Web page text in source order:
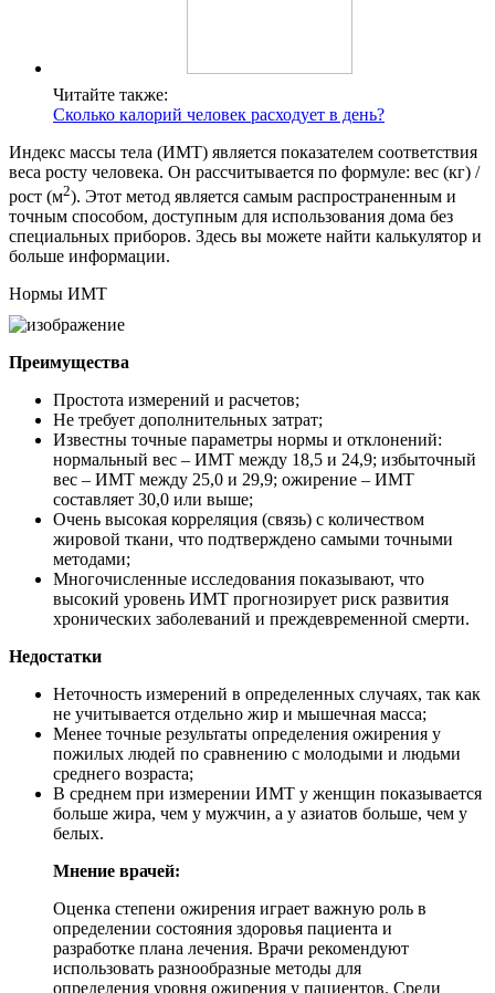
Читайте также:
Сколько калорий человек расходует в день?
Индекс массы тела (ИМТ) является показателем соответствия
веса росту человека. Он рассчитывается по формуле: вес (кг) /
рост (м2). Этот метод является самым распространенным и
точным способом, доступным для использования дома без
специальных приборов. Здесь вы можете найти калькулятор и
больше информации.
Нормы ИМТ
Преимущества
Простота измерений и расчетов;
Не требует дополнительных затрат;
Известны точные параметры нормы и отклонений:
нормальный вес – ИМТ между 18,5 и 24,9; избыточный
вес – ИМТ между 25,0 и 29,9; ожирение – ИМТ
составляет 30,0 или выше;
Очень высокая корреляция (связь) с количеством
жировой ткани, что подтверждено самыми точными
методами;
Многочисленные исследования показывают, что
высокий уровень ИМТ прогнозирует риск развития
хронических заболеваний и преждевременной смерти.
Недостатки
Неточность измерений в определенных случаях, так как
не учитывается отдельно жир и мышечная масса;
Менее точные результаты определения ожирения у
пожилых людей по сравнению с молодыми и людьми
среднего возраста;
В среднем при измерении ИМТ у женщин показывается
больше жира, чем у мужчин, а у азиатов больше, чем у
белых.
Мнение врачей:
Оценка степени ожирения играет важную роль в
определении состояния здоровья пациента и
разработке плана лечения. Врачи рекомендуют
использовать разнообразные методы для
определения уровня ожирения у пациентов. Среди